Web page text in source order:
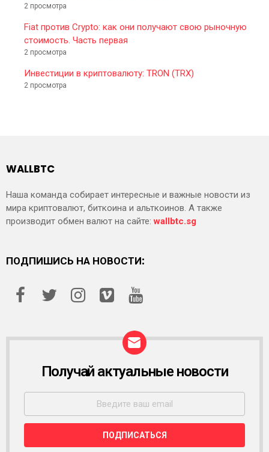
2 просмотра
Fiat против Crypto: как они получают свою рыночную
стоимость. Часть первая
2 просмотра
Инвестиции в криптовалюту: TRON (TRX)
2 просмотра
WALLBTC
Наша команда собирает интересные и важные новости из
мира криптовалют, биткоина и альткоинов. А также
производит обмен валют на сайте:wallbtc.sg
ПОДПИШИСЬ НА НОВОСТИ:
С
Ы
Л
К
Получай актуальные новости